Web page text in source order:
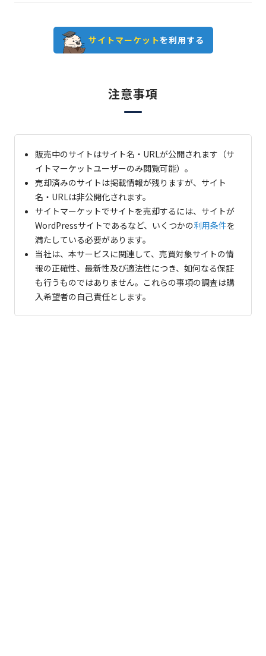
サイトマーケットを利用する
注意事項
販売中のサイトはサイト名・URLが公開されます（サ
イトマーケットユーザーのみ閲覧可能）。
売却済みのサイトは掲載情報が残りますが、サイト
名・URLは非公開化されます。
サイトマーケットでサイトを売却するには、サイトが
WordPressサイトであるなど、いくつかの利用条件を
満たしている必要があります。
当社は、本サービスに関連して、売買対象サイトの情
報の正確性、最新性及び適法性につき、如何なる保証
も行うものではありません。これらの事項の調査は購
入希望者の自己責任とします。